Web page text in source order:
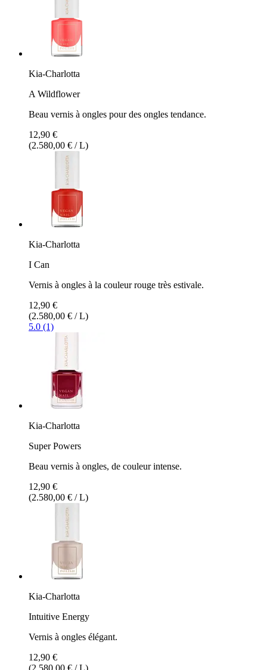
Kia-Charlotta
A Wildflower
Beau vernis à ongles pour des ongles tendance.
12,90 €
(2.580,00 € / L)
Kia-Charlotta
I Can
Vernis à ongles à la couleur rouge très estivale.
12,90 €
(2.580,00 € / L)
5.0 (1)
Kia-Charlotta
Super Powers
Beau vernis à ongles, de couleur intense.
12,90 €
(2.580,00 € / L)
Kia-Charlotta
Intuitive Energy
Vernis à ongles élégant.
12,90 €
(2.580,00 € / L)